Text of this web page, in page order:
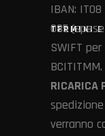
TERMINI
IBAN:
085
SWIFT per
BCITITMM.
RICARICA
verranno